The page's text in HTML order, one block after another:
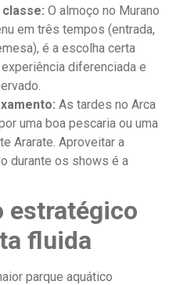
O almoço no Murano
em três tempos (entrada,
é a escolha certa
diferenciada e
As tardes no Arca
uma boa pescaria ou uma
Ararate. Aproveitar a
durante os shows é a
estratégico
fluida
parque aquático